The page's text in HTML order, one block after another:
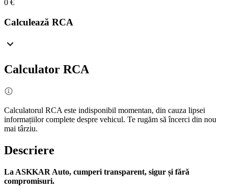
0 €
Calculează RCA
Calculator RCA
Calculatorul RCA este indisponibil momentan, din cauza lipsei
informațiilor complete despre vehicul. Te rugăm să încerci din nou
mai târziu.
Descriere
La ASKKAR Auto, cumperi transparent, sigur și fără
compromisuri.